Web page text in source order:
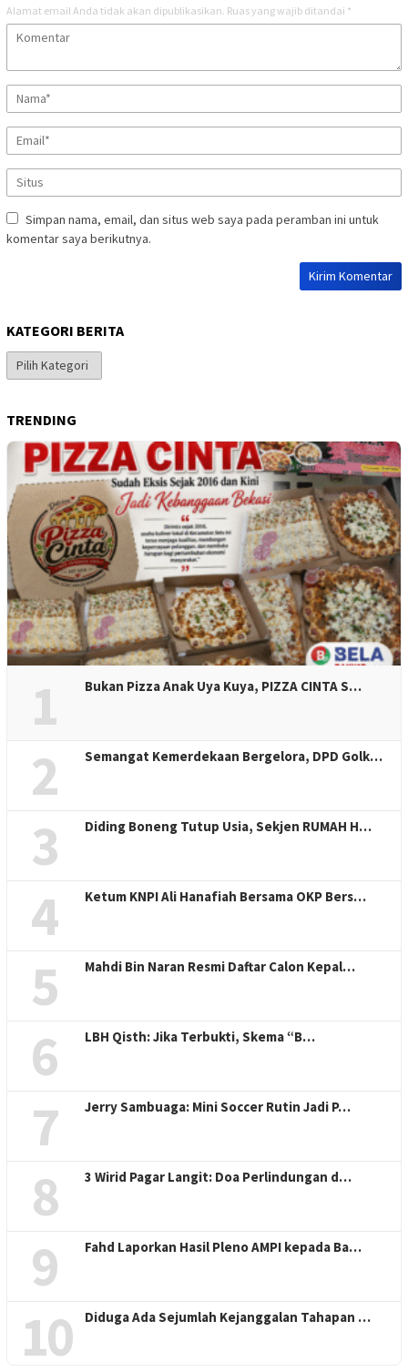
Alamat email Anda tidak akan dipublikasikan. Ruas yang wajib ditandai *
Simpan nama, email, dan situs web saya pada peramban ini untuk
komentar saya berikutnya.
KATEGORI BERITA
Kategori
Berita
TRENDING
1 Bukan Pizza Anak Uya Kuya, PIZZA CINTA S…
2 Semangat Kemerdekaan Bergelora, DPD Golk…
3 Diding Boneng Tutup Usia, Sekjen RUMAH H…
4 Ketum KNPI Ali Hanafiah Bersama OKP Bers…
5 Mahdi Bin Naran Resmi Daftar Calon Kepal…
6 LBH Qisth: Jika Terbukti, Skema “B…
7 Jerry Sambuaga: Mini Soccer Rutin Jadi P…
8 3 Wirid Pagar Langit: Doa Perlindungan d…
9 Fahd Laporkan Hasil Pleno AMPI kepada Ba…
10 Diduga Ada Sejumlah Kejanggalan Tahapan …